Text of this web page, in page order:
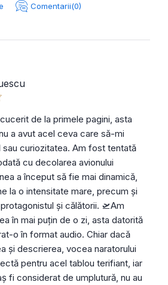
Comentarii(0)
de la primele pagini, asta
a avut acel ceva care să-mi
curiozitatea. Am fost tentată
cu decolarea avionului
a început să fie mai dinamică,
la o intensitate mare, precum și
și călătorii. 🛫Am
în mai puțin de o zi, asta datorită
o în format audio. Chiar dacă
și descrierea, vocea naratorului
pentru acel tablou terifiant, iar
fi considerat de umplutură, nu au